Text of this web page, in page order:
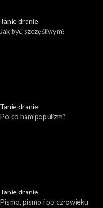
Tanie dranie
Jak być szczęśliwym?
Tanie dranie
Po co nam populizm?
Tanie dranie
Pismo, pismo i po człowieku